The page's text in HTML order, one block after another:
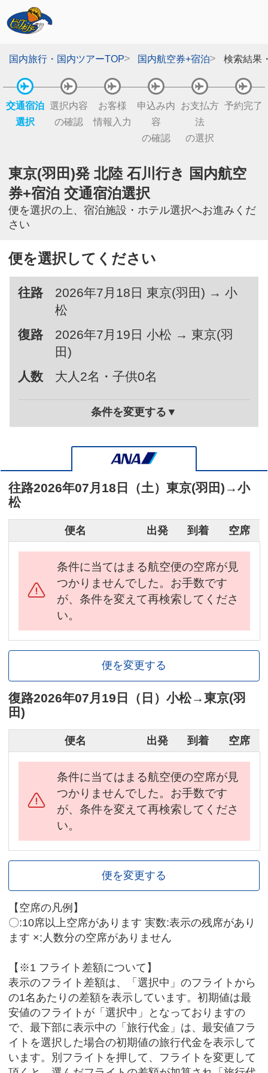
国内旅行・国内ツアーTOP 国内航空券+宿泊 検索結果
交通宿泊
選択
選択内容
の確認
お客様
情報入力
申込み内
容
の確認
お支払方
法
の選択
予約完了
東京(羽田)発 北陸 石川行き 国内航空
券+宿泊 交通宿泊選択
便を選択の上、宿泊施設・ホテル選択へお進みくだ
さい
便を選択してください
往路
2026年7月18日 東京(羽田) → 小
松
復路
2026年7月19日 小松 → 東京(羽
田)
人数
大人2名・子供0名
条件を変更する▼
往路2026年07月18日（土） 東京(羽田) →小
松
便名 出発 到着 空席
条件に当てはまる航空便の空席が見
つかりませんでした。お手数です
が、条件を変えて再検索してくださ
い。
便を変更する
復路2026年07月19日（日） 小松→東京(羽
田)
便名 出発 到着 空席
条件に当てはまる航空便の空席が見
つかりませんでした。お手数です
が、条件を変えて再検索してくださ
い。
便を変更する
【空席の凡例】
〇:10席以上空席があります 実数:表示の残席があり
ます ×:人数分の空席がありません
【※1 フライト差額について】
表示のフライト差額は、「選択中」のフライトから
の1名あたりの差額を表示しています。初期値は最
安値のフライトが「選択中」となっておりますの
で、最下部に表示中の「旅行代金」は、最安値フラ
イトを選択した場合の初期値の旅行代金を表示して
います。別フライトを押して、フライトを変更して